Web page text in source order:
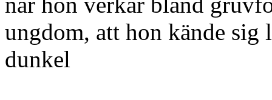
ungdom, att hon kände sig
dunkel